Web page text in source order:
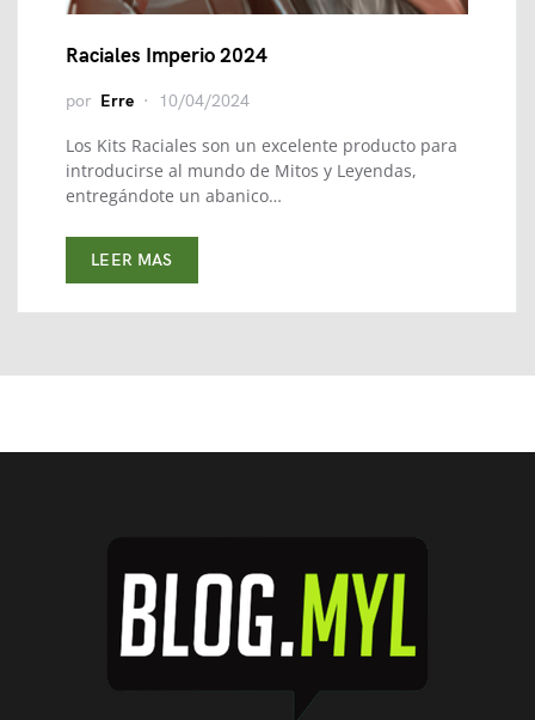
Raciales Imperio 2024
por Erre 10/04/2024
Los Kits Raciales son un excelente producto para
introducirse al mundo de Mitos y Leyendas,
entregándote un abanico…
LEER MAS